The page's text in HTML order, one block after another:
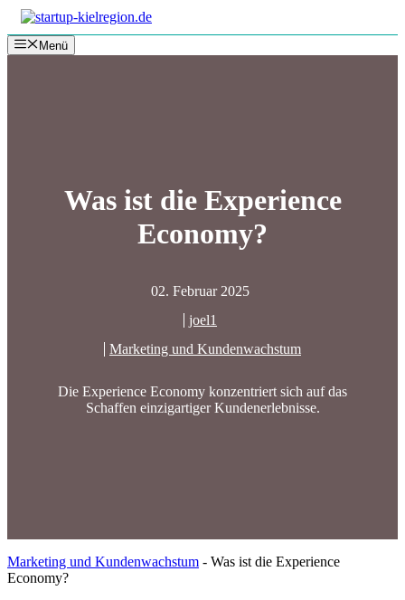
Zum
Inhalt
springenMenü
Was ist die Experience
Economy?
02. Februar 2025
joel1
Marketing und Kundenwachstum
Die Experience Economy konzentriert sich auf das
Schaffen einzigartiger Kundenerlebnisse.
Marketing und Kundenwachstum - Was ist die Experience
Economy?